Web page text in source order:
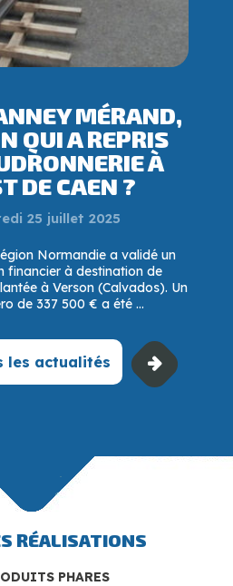
MÉRAND,
QUI A REPRIS
À
DE CAEN ?
25 juillet 2025
Normandie a validé un
financier à destination de
à Verson (Calvados). Un
de 337 500 € a été ...
les actualités
RÉALISATIONS
PHARES